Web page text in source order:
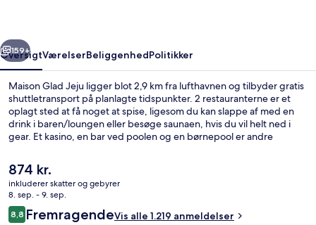
Næste
159+
OversigtVærelserBeliggenhedPolitikker
Maison Glad Jeju ligger blot 2,9 km fra lufthavnen og tilbyder gratis
shuttletransport på planlagte tidspunkter. 2 restauranterne er et
oplagt sted at få noget at spise, ligesom du kan slappe af med en
drink i baren/loungen eller besøge saunaen, hvis du vil helt ned i
gear. Et kasino, en bar ved poolen og en børnepool er andre
godt lide stedets hjælpsomme personale.
Den
nuværende
pris
er
874 kr.
874 kr.
inkluderer skatter og gebyrer
8. sep. - 9. sep.
Anmeldelser
8,88,8 ud af 10.
FremragendeVis alle 1.219 anmeldelser